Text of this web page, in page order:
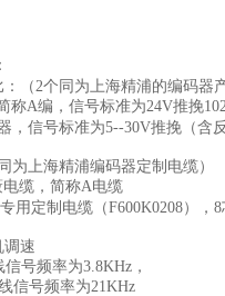
（2个同为上海精浦的编码器
称A编，信号标准为24V推挽
，信号标准为5--30V推挽（含
为上海精浦编码器定制电缆）
缆，简称A电缆
用定制电缆（F600K0208），
调速
信号频率为3.8KHz，
信号频率为21KHz